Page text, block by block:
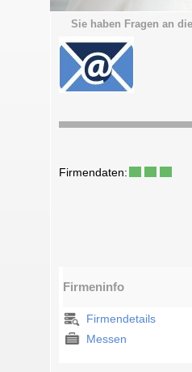
Sie haben Fragen an
Firmendaten:
Firmeninfo
Firmendetails
Messen